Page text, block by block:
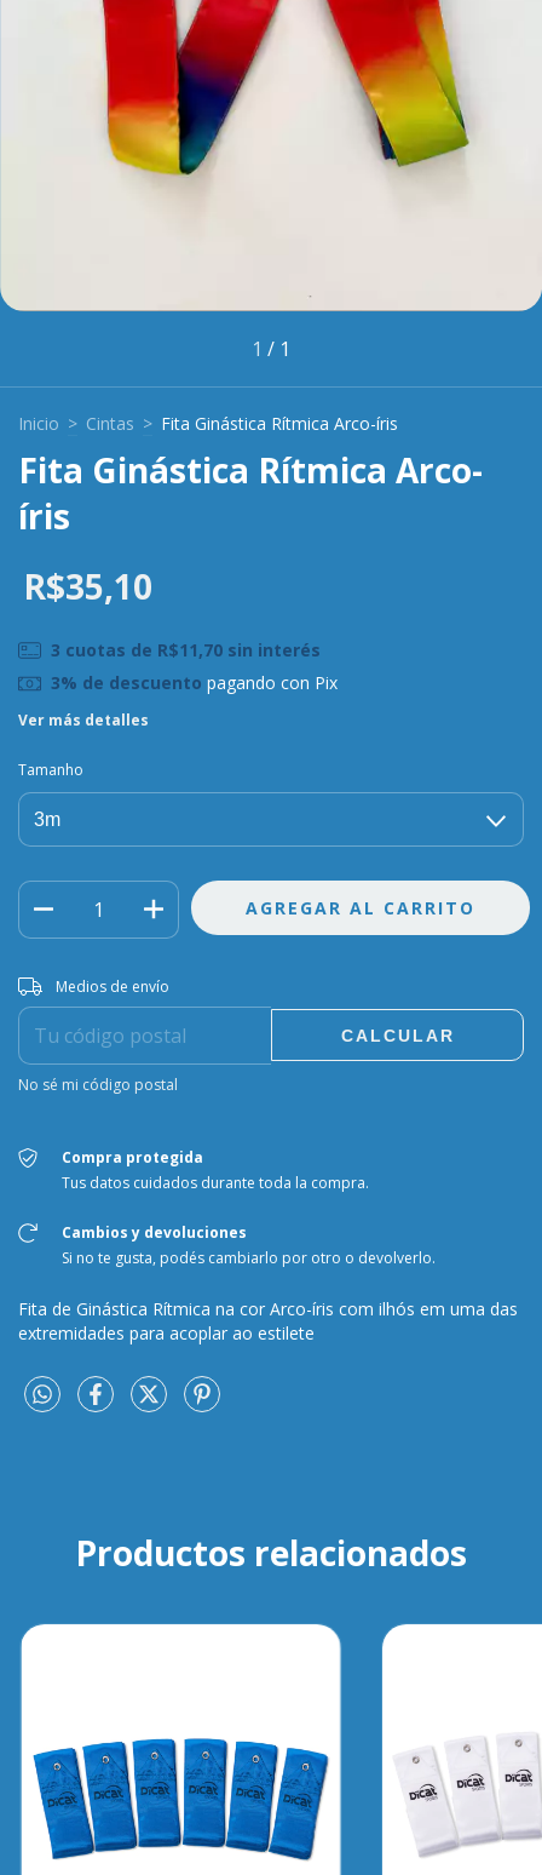
1 / 1
Inicio > Cintas > Fita Ginástica Rítmica Arco-íris
Fita Ginástica Rítmica Arco-
íris
R$35,10
3 cuotas de R$11,70 sin interés
3% de descuento pagando con Pix
Ver más detalles
Tamanho
Entregas para el CP:
Medios de envío
CALCULAR
No sé mi código postal
Compra protegida
Tus datos cuidados durante toda la compra.
Cambios y devoluciones
Si no te gusta, podés cambiarlo por otro o devolverlo.
Fita de Ginástica Rítmica na cor Arco-íris com ilhós em uma das
extremidades para acoplar ao estilete
Productos relacionados